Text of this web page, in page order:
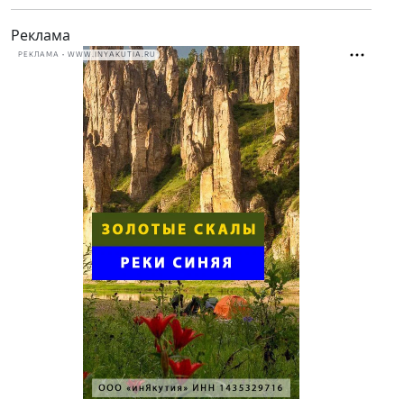
Реклама
РЕКЛАМА • WWW.INYAKUTIA.RU